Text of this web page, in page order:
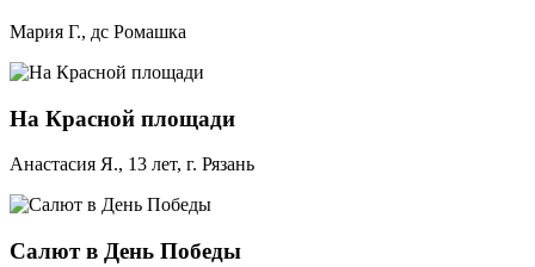
Мария Г., дс Ромашка
На Красной площади
Анастасия Я., 13 лет, г. Рязань
Салют в День Победы